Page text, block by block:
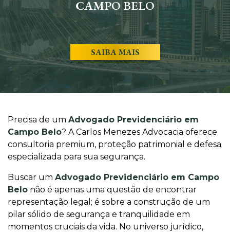
CAMPO BELO
SAIBA MAIS
Precisa de um Advogado Previdenciário em
Campo Belo? A Carlos Menezes Advocacia oferece
consultoria premium, proteção patrimonial e defesa
especializada para sua segurança.
Buscar um Advogado Previdenciário em Campo
Belo não é apenas uma questão de encontrar
representação legal; é sobre a construção de um
pilar sólido de segurança e tranquilidade em
momentos cruciais da vida. No universo jurídico,